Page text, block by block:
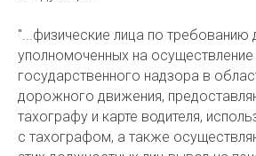
"...физические лица по требованию
уполномоченных на
государственного надзора в
дорожного движения,
тахографу и карте водителя,
с тахографом, а также